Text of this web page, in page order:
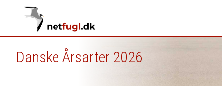
Danske Årsarter 2026